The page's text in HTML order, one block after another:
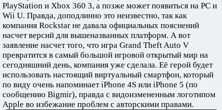
PlayStation и Xbox 360 3, а позже может появиться на PC и
Wii U. Правда, доподлинно это неизвестно, так как
компания Rockstar не давала официальных пояснений
насчет версий для вышеназванных платформ. А вот
заявление насчет того, что игра Grand Theft Auto V
превратится в самый большой игровой открытый мир на
сегодняшний день, компания уже сделала. Её герой будет
использовать настоящий виртуальный смартфон, который
по виду очень напоминает iPhone 4S или iPhone 5 (по
сообщению Bigmir), правда с видоизмененным логотипом
Apple во избежание проблем с авторскими правами.